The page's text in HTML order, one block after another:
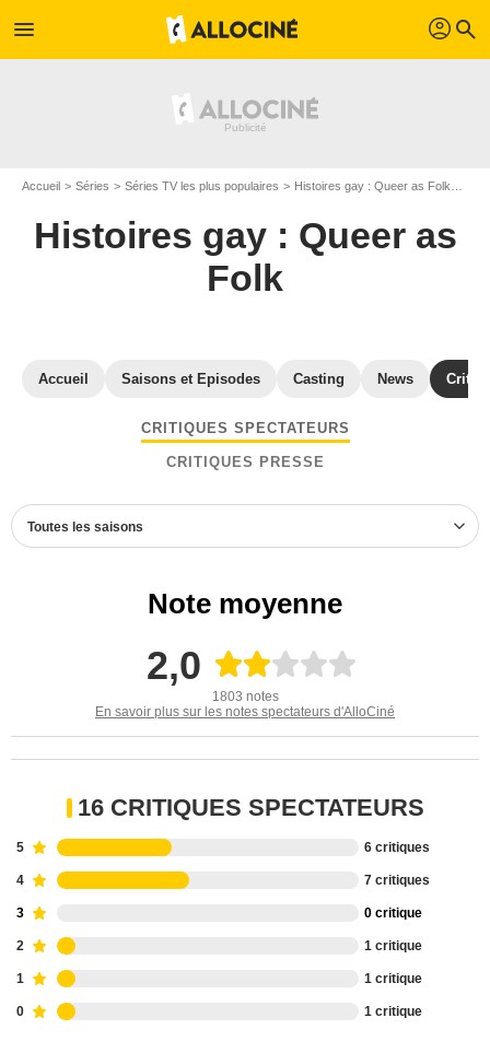
menu profil search
Accueil Séries Séries TV les plus populaires Histoires gay : Queer as Folk
Histoires gay : Queer as
Folk
Accueil Saisons et Episodes Casting News
CRITIQUES SPECTATEURS
CRITIQUES PRESSE
Toutes les saisons
Note moyenne
2,0
1803 notes
En savoir plus sur les notes spectateurs d'AlloCiné
16 CRITIQUES SPECTATEURS
5 6 critiques
4 7 critiques
3 0 critique
2 1 critique
1 1 critique
0 1 critique